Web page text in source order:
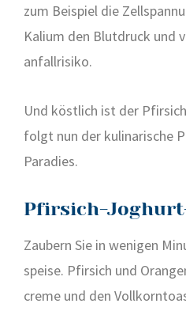
zum Bei­spiel die
Kali­um den Blut­druck und
an­fall­ri­si­ko.
Und köst­lich ist der
folgt nun der kuli­na­ri­sche
Para­dies.
Pfirsich-
Zau­bern Sie in weni­gen
spei­se. Pfir­sich und
creme und den